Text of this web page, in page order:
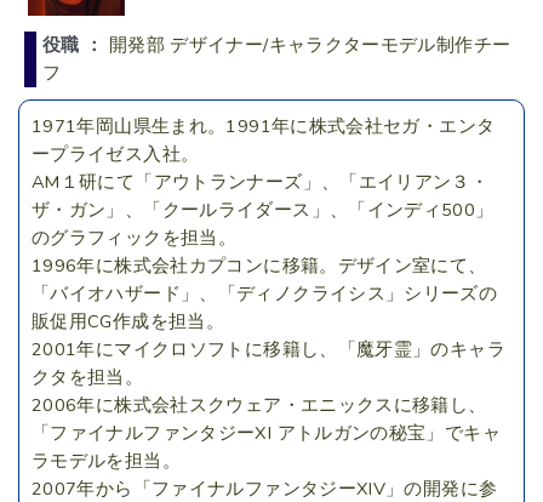
役職 ： 開発部 デザイナー/キャラクターモデル制作チー
フ
1971年岡山県生まれ。1991年に株式会社セガ・エンタ
ープライゼス入社。
AM１研にて「アウトランナーズ」、「エイリアン３・
ザ・ガン」、「クールライダース」、「インディ500」
のグラフィックを担当。
1996年に株式会社カプコンに移籍。デザイン室にて、
「バイオハザード」、「ディノクライシス」シリーズの
販促用CG作成を担当。
2001年にマイクロソフトに移籍し、「魔牙霊」のキャラ
クタを担当。
2006年に株式会社スクウェア・エニックスに移籍し、
「ファイナルファンタジーXI アトルガンの秘宝」でキャ
ラモデルを担当。
2007年から「ファイナルファンタジーXIV」の開発に参